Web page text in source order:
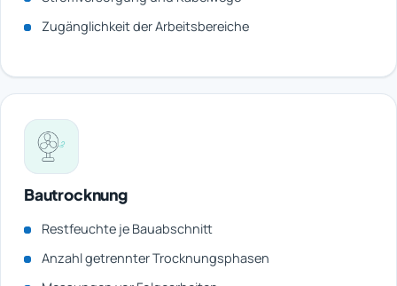
Zugänglichkeit der Arbeitsbereiche
Bautrocknung
Restfeuchte je Bauabschnitt
Anzahl getrennter Trocknungsphasen